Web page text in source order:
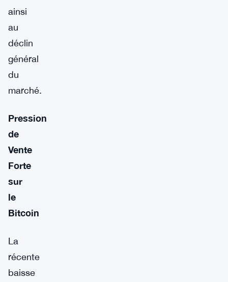
ainsi
au
déclin
général
du
marché.
Pression
de
Vente
Forte
sur
le
Bitcoin
La
récente
baisse